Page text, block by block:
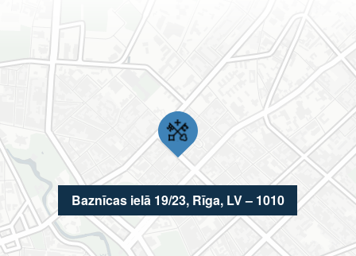
Baznīcas ielā 19/23, Rīga, LV – 1010